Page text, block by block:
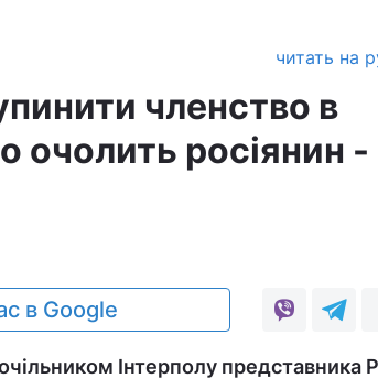
читать на
членство в
очолить росіянин -
в Google
Інтерполу представника